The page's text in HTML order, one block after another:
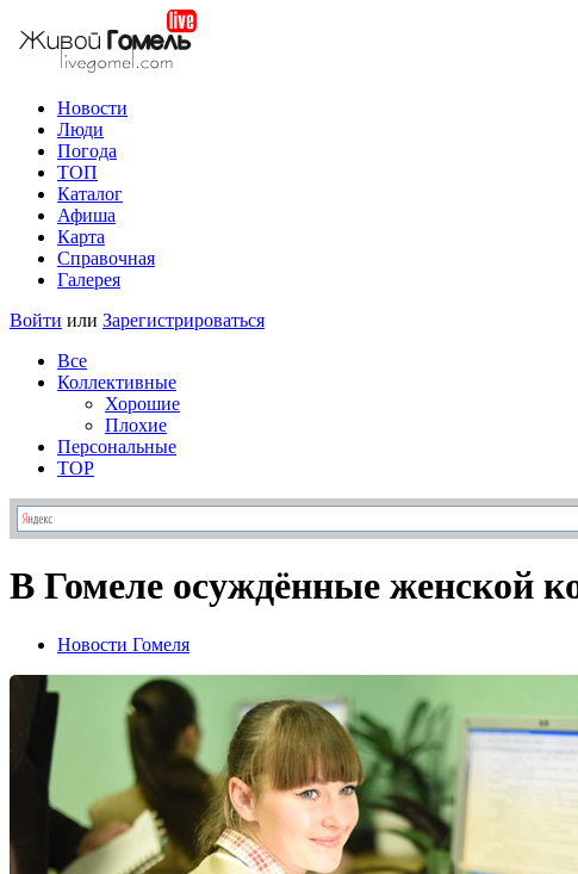
Новости
Люди
Погода
ТОП
Каталог
Афиша
Карта
Справочная
Галерея
Войти или Зарегистрироваться
Все
Коллективные
Хорошие
Плохие
Персональные
TOP
В Гомеле осуждённые женской
Новости Гомеля